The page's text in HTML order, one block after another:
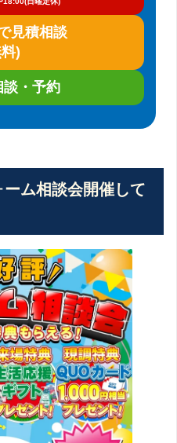
見積相談
)
・予約
ム相談会開催して